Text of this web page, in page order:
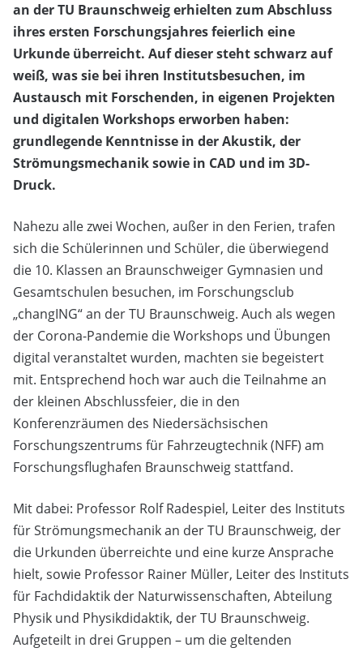
an der TU Braunschweig erhielten zum Abschluss
ihres ersten Forschungsjahres feierlich eine
Urkunde überreicht. Auf dieser steht schwarz auf
weiß, was sie bei ihren Institutsbesuchen, im
Austausch mit Forschenden, in eigenen Projekten
und digitalen Workshops erworben haben:
grundlegende Kenntnisse in der Akustik, der
Strömungsmechanik sowie in CAD und im 3D-
Druck.
Nahezu alle zwei Wochen, außer in den Ferien, trafen
sich die Schülerinnen und Schüler, die überwiegend
die 10. Klassen an Braunschweiger Gymnasien und
Gesamtschulen besuchen, im Forschungsclub
„changING“ an der TU Braunschweig. Auch als wegen
der Corona-Pandemie die Workshops und Übungen
digital veranstaltet wurden, machten sie begeistert
mit. Entsprechend hoch war auch die Teilnahme an
der kleinen Abschlussfeier, die in den
Konferenzräumen des Niedersächsischen
Forschungszentrums für Fahrzeugtechnik (NFF) am
Forschungsflughafen Braunschweig stattfand.
Mit dabei: Professor Rolf Radespiel, Leiter des Instituts
für Strömungsmechanik an der TU Braunschweig, der
die Urkunden überreichte und eine kurze Ansprache
hielt, sowie Professor Rainer Müller, Leiter des Instituts
für Fachdidaktik der Naturwissenschaften, Abteilung
Physik und Physikdidaktik, der TU Braunschweig.
Aufgeteilt in drei Gruppen – um die geltenden